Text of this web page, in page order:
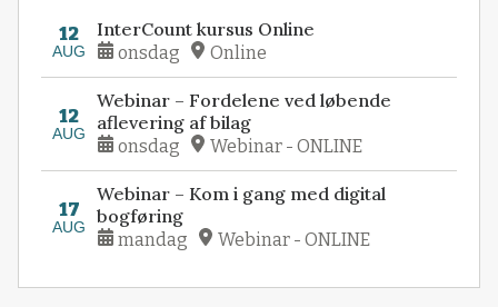
12
AUG
InterCount kursus Online
onsdag Online
12
AUG
Webinar – Fordelene ved løbende
aflevering af bilag
onsdag Webinar - ONLINE
17
AUG
Webinar – Kom i gang med digital
bogføring
mandag Webinar - ONLINE